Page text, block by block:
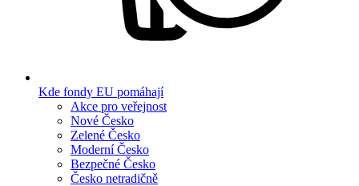
Kde fondy EU pomáhají
Akce pro veřejnost
Nové Česko
Zelené Česko
Moderní Česko
Bezpečné Česko
Česko netradičně